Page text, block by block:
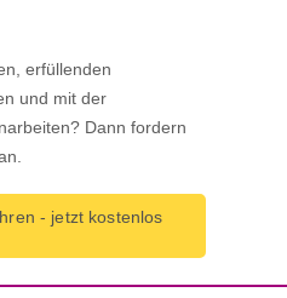
erfüllenden
und mit der
Dann fordern
- jetzt kostenlos